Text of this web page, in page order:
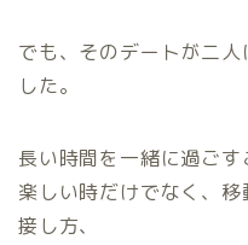
でも、そのデートが二
した。
長い時間を一緒に過ごす
楽しい時だけでなく、
接し方、